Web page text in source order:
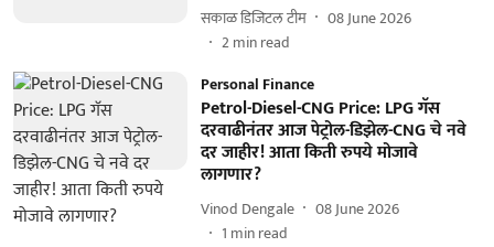
सकाळ डिजिटल टीम
08 June 2026
2min read
Personal Finance
Petrol-Diesel-CNG Price: LPG गॅस
दरवाढीनंतर आज पेट्रोल-डिझेल-CNG चे नवे
दर जाहीर! आता किती रुपये मोजावे
लागणार?
Vinod Dengale
08 June 2026
1 min read